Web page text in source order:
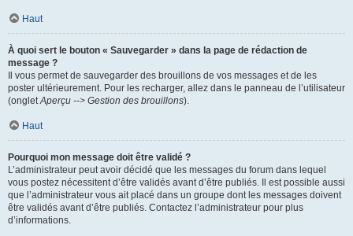
Haut
À quoi sert le bouton « Sauvegarder » dans la page de rédaction de
message ?
Il vous permet de sauvegarder des brouillons de vos messages et de les
poster ultérieurement. Pour les recharger, allez dans le panneau de l’utilisateur
(ongletAperçu --> Gestion des brouillons).
Haut
Pourquoi mon message doit être validé ?
L’administrateur peut avoir décidé que les messages du forum dans lequel
vous postez nécessitent d’être validés avant d’être publiés. Il est possible aussi
que l’administrateur vous ait placé dans un groupe dont les messages doivent
être validés avant d’être publiés. Contactez l’administrateur pour plus
d’informations.